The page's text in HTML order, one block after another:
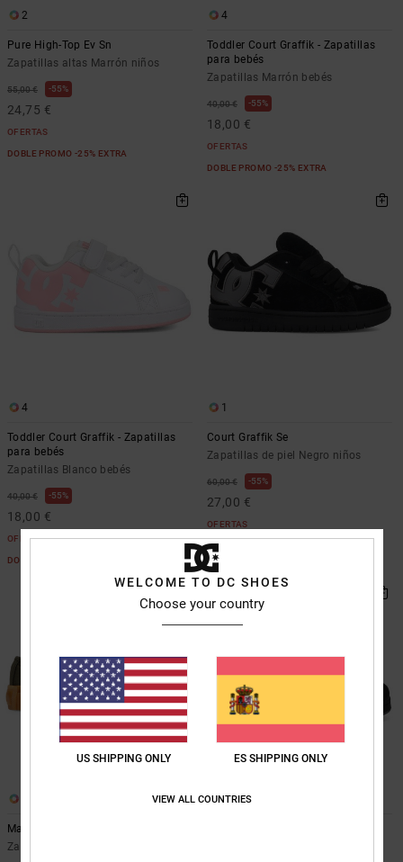
2
Pure High-Top Ev Sn
Zapatillas altas Marrón niños
55,00 € 55%
24,75 €
OFERTAS
DOBLE PROMO -25% EXTRA
4
Toddler Court Graffik - Zapatillas
para bebés
Zapatillas Marrón bebés
40,00 € 55%
18,00 €
OFERTAS
DOBLE PROMO -25% EXTRA
4
Toddler Court Graffik - Zapatillas
para bebés
Zapatillas Blanco bebés
40,00 € 55%
18,00 €
OFERTAS
DOBLE PROMO -25% EXTRA
1
Court Graffik Se
Zapatillas de piel Negro niños
60,00 € 55%
27,00 €
OFERTAS
DOBLE PROMO -25% EXTRA
Manual
Zapatillas Verde Niños
6
WELCOME TO DC SHOES
Choose your country
US SHIPPING ONLY ES SHIPPING ONLY
VIEW ALL COUNTRIES